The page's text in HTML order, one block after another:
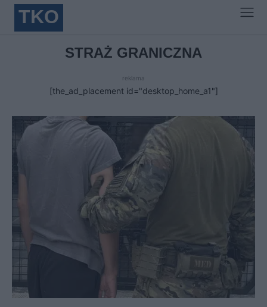
TKO
STRAŻ GRANICZNA
reklama
[the_ad_placement id="desktop_home_a1"]